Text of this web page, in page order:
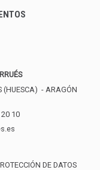
(HUESCA) - ARAGÓN
10
DE DATOS